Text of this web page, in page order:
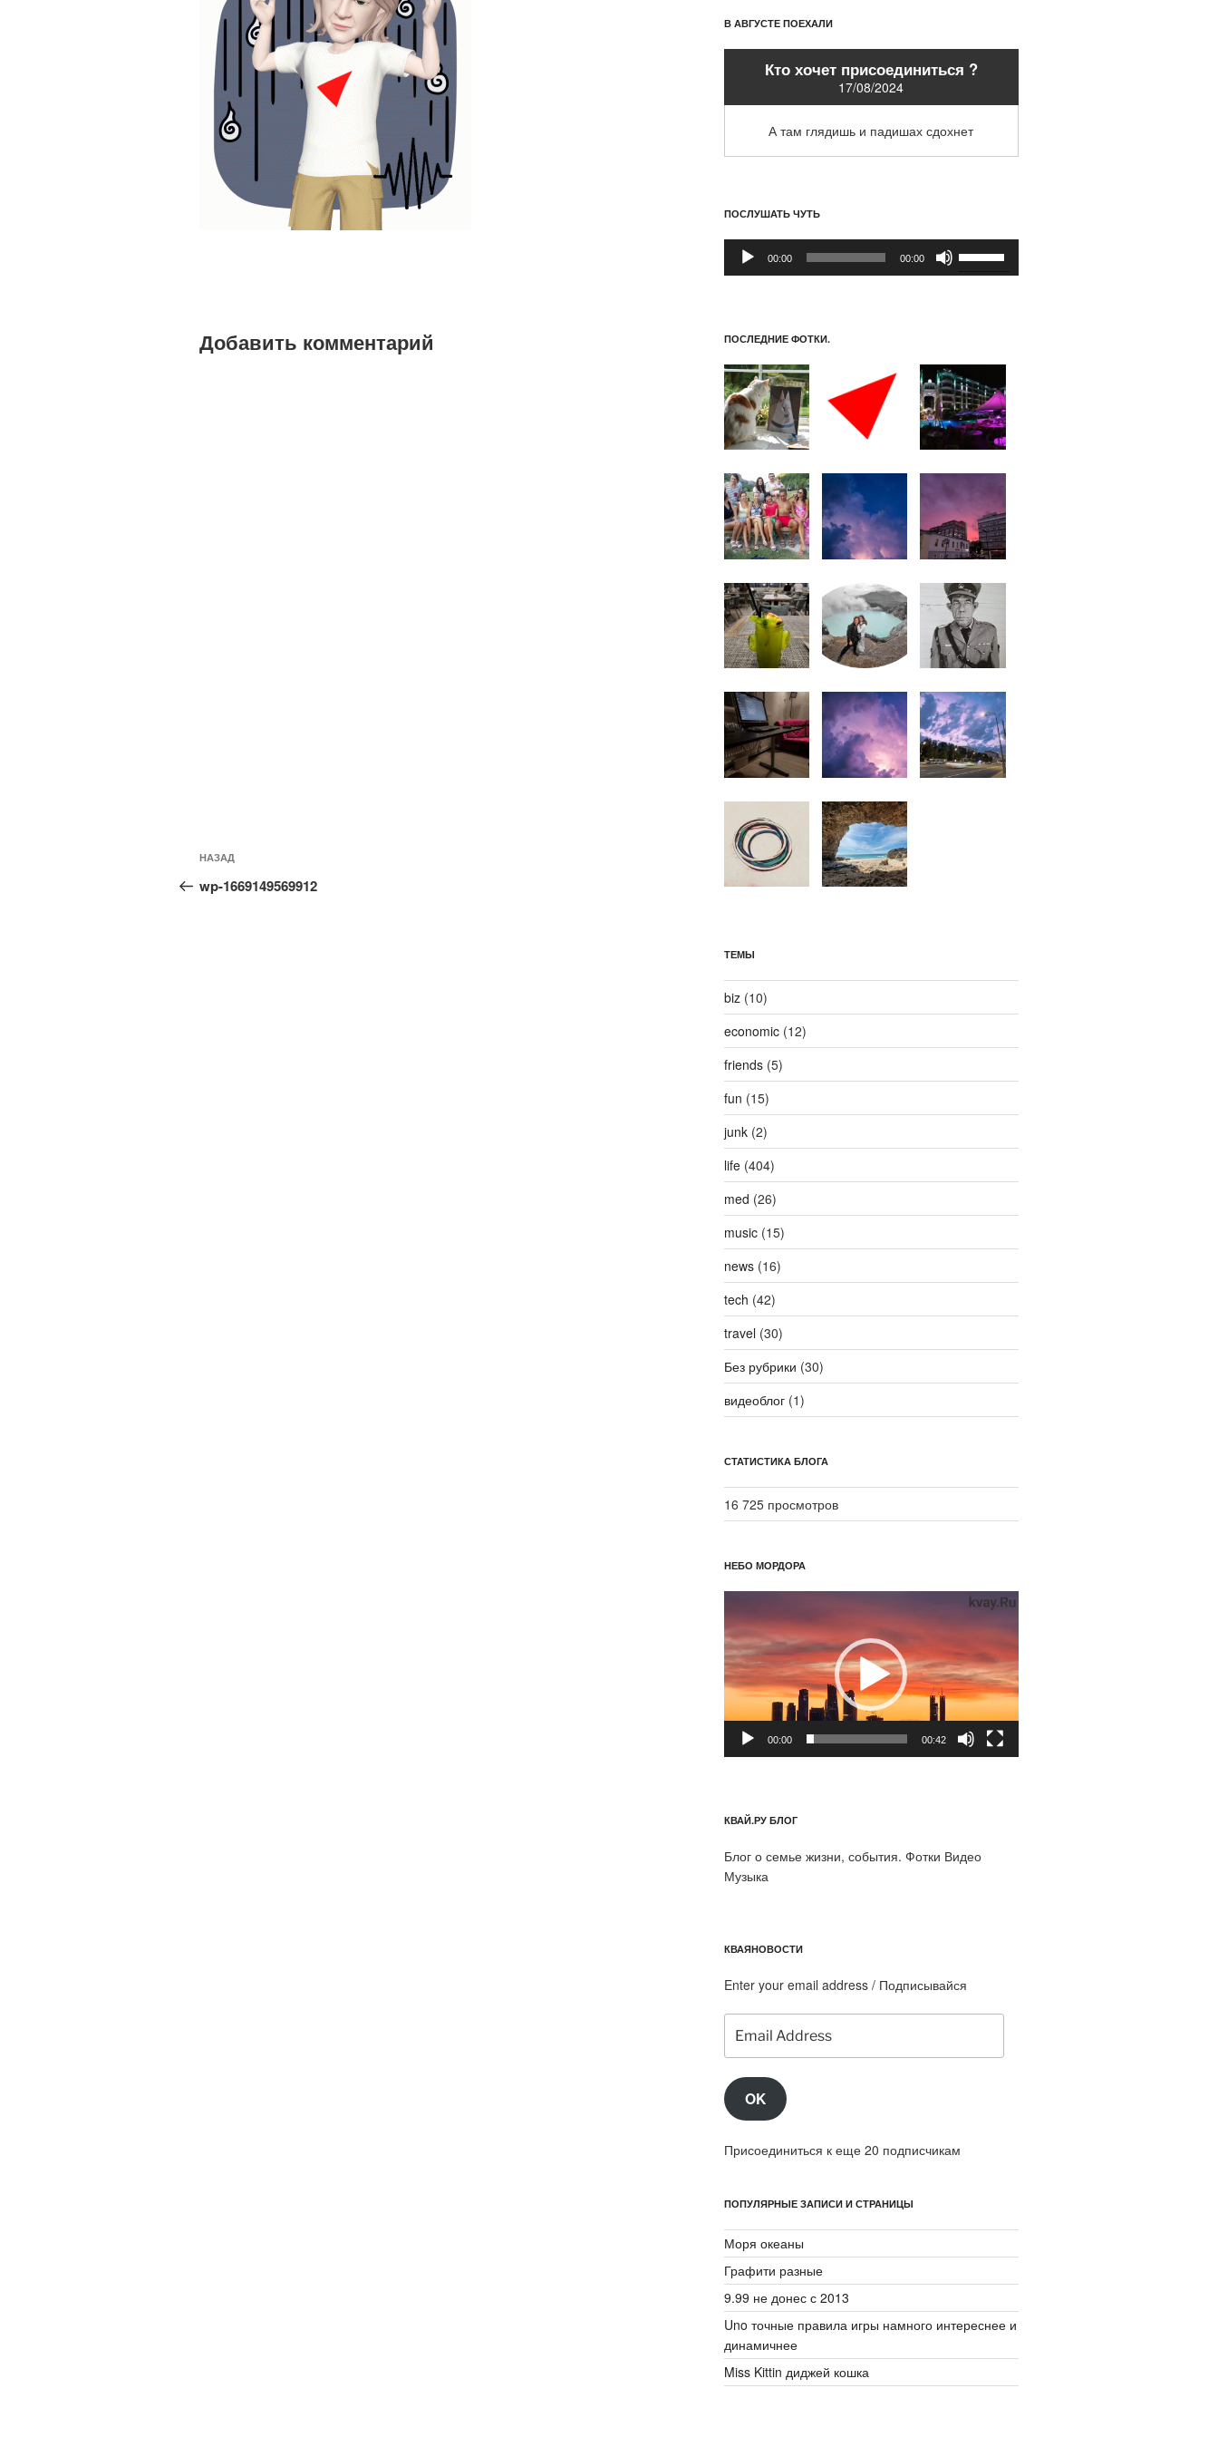
Добавить комментарий
Навигация
по
записям
Предыдущая
запись:
НАЗАД
wp-1669149569912
В АВГУСТЕ ПОЕХАЛИ
Кто хочет присоединиться ?
17/08/2024
А там глядишь и падишах сдохнет
ПОСЛУШАТЬ ЧУТЬ
Аудиоплеер
00:00 00:00
или
уменьшить
громкость.
ПОСЛЕДНИЕ ФОТКИ.
ТЕМЫ
biz(10)
economic(12)
friends(5)
fun (15)
junk(2)
life(404)
med (26)
music(15)
news(16)
tech (42)
travel(30)
Без рубрики (30)
видеоблог(1)
СТАТИСТИКА БЛОГА
16 725 просмотров
НЕБО МОРДОРА
00:00 00:42
КВАЙ.РУ БЛОГ
Блог о семье жизни, события. Фотки Видео
Музыка
КВАЯНОВОСТИ
Enter your email address / Подписывайся
Address
OK
Присоединиться к еще 20 подписчикам
ПОПУЛЯРНЫЕ ЗАПИСИ И СТРАНИЦЫ
Моря океаны
Графити разные
9.99 не донес с 2013
Uno точные правила игры намного интереснее и
динамичнее
Miss Kittin диджей кошка